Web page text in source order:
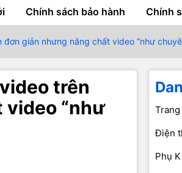
Chính sách bảo hành Chính
giản nhưng nâng chất video “như
trên
video “như
Điện
Phụ